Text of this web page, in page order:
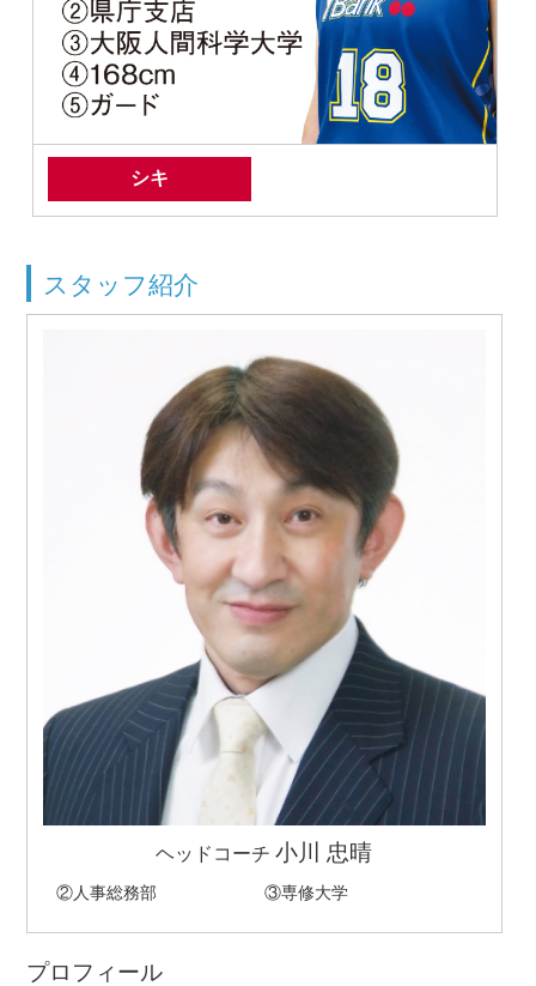
シキ
スタッフ紹介
ヘッドコーチ小川 忠晴
②人事総務部 ③専修大学
プロフィール